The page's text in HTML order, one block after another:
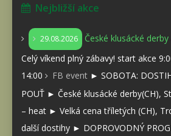
Nejbližší akce
29.08.2026
České klusácké
Celý víkend plný zábavy! start akce
14:00
FB event ► SOBOTA:
POUŤ ► České klusácké derby(CH),
– heat ► Velká cena tříletých (CH),
další dostihy ► DOPROVODNÝ